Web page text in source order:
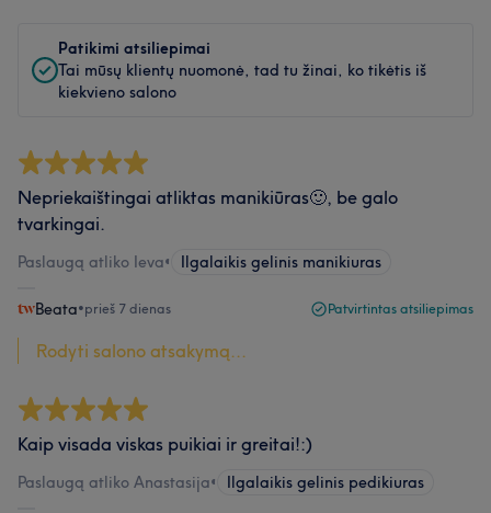
Patikimi atsiliepimai
Tai mūsų klientų nuomonė, tad tu žinai, ko tikėtis iš
kiekvieno salono
Nepriekaištingai atliktas manikiūras🙂, be galo
tvarkingai.
Paslaugą atliko Ieva• Ilgalaikis gelinis manikiuras
Beata•prieš 7 dienas Patvirtintas atsiliepimas
Rodyti salono atsakymą...
Kaip visada viskas puikiai ir greitai!:)
Paslaugą atliko Anastasija• Ilgalaikis gelinis pedikiuras